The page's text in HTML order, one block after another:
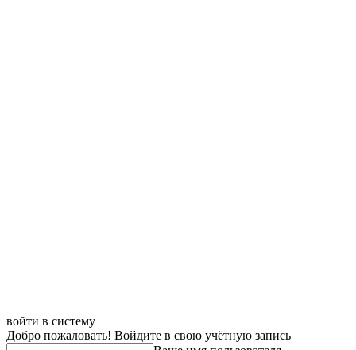
войти в систему
Добро пожаловать! Войдите в свою учётную запись